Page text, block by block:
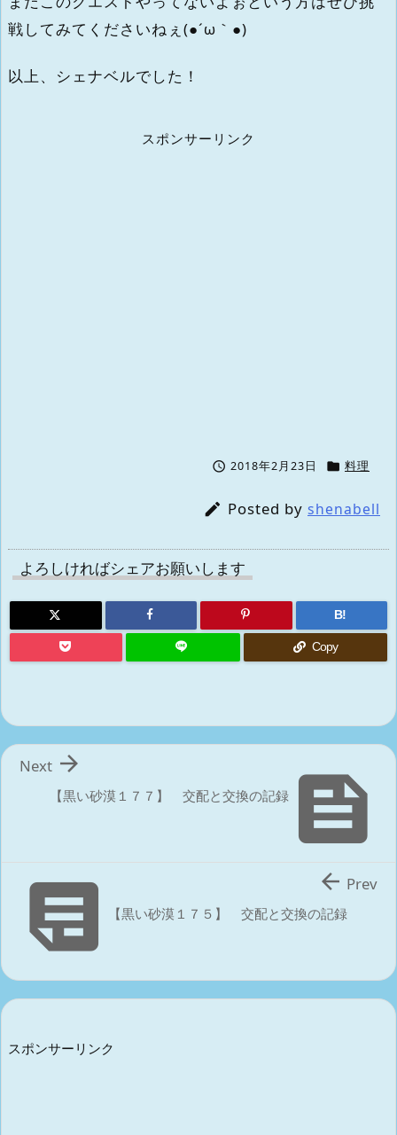
戦してみてくださいねぇ(●´ω｀●)
以上、シェナベルでした！
スポンサーリンク
 2018年2月23日  料理
 Posted by shenabell
よろしければシェアお願いします
B!
Copy

【黒い砂漠１７７】 交配と交換の記録

Next
 【黒い砂漠１７５】 交配と交換の記録
 Prev
スポンサーリンク